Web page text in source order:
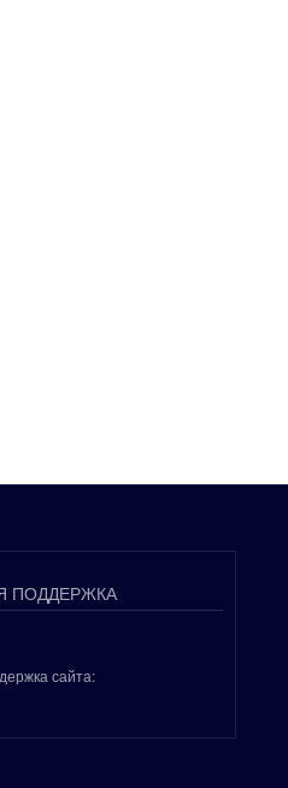
ПОДДЕРЖКА
сайта: